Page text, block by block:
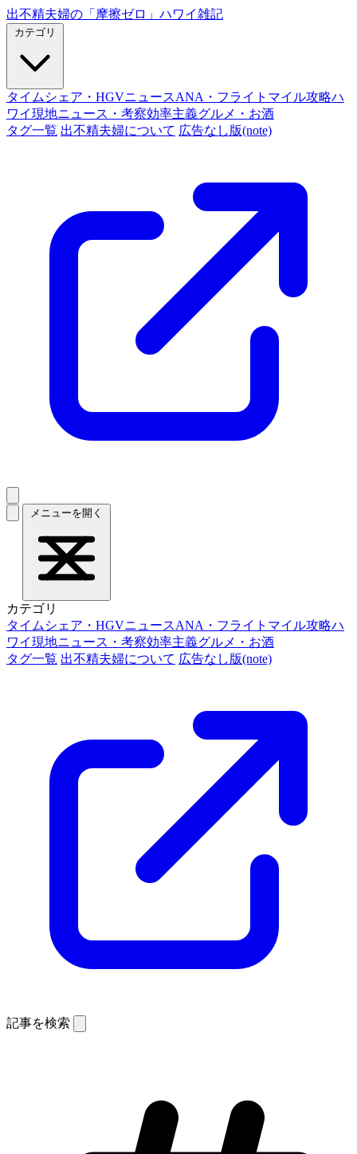
出不精夫婦の 「摩擦ゼロ」 ハワイ雑記
タイムシェア・HGVニュースANA・フライトマイル攻略ハ
ワイ現地ニュース・考察効率主義グルメ・お酒
タグ一覧 出不精夫婦について 広告なし版(note)
メニューを開く
カテゴリ
タイムシェア・HGVニュースANA・フライトマイル攻略ハ
ワイ現地ニュース・考察効率主義グルメ・お酒
タグ一覧 出不精夫婦について 広告なし版(note)
記事を検索